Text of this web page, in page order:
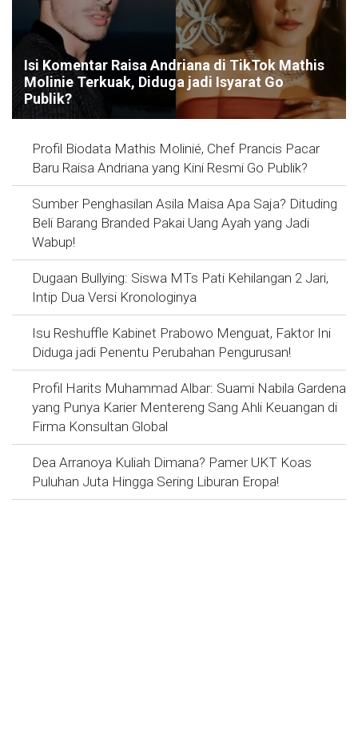
Isi Komentar Raisa Andriana di TikTok Mathis
Molinie Terkuak, Diduga jadi Isyarat Go
Publik?
Profil Biodata Mathis Molinié, Chef Prancis Pacar
Baru Raisa Andriana yang Kini Resmi Go Publik?
Sumber Penghasilan Asila Maisa Apa Saja? Dituding
Beli Barang Branded Pakai Uang Ayah yang Jadi
Wabup!
Dugaan Bullying: Siswa MTs Pati Kehilangan 2 Jari,
Intip Dua Versi Kronologinya
Isu Reshuffle Kabinet Prabowo Menguat, Faktor Ini
Diduga jadi Penentu Perubahan Pengurusan!
Profil Harits Muhammad Albar: Suami Nabila Gardena
yang Punya Karier Mentereng Sang Ahli Keuangan di
Firma Konsultan Global
Dea Arranoya Kuliah Dimana? Pamer UKT Koas
Puluhan Juta Hingga Sering Liburan Eropa!